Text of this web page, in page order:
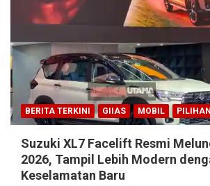
BERITA TERKINI GIIAS MOBIL PILIHAN
Suzuki XL7 Facelift Resmi
2026, Tampil Lebih Modern
Keselamatan Baru